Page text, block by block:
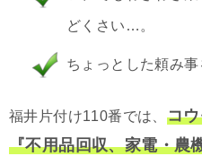
どくさい…。
ちょっとした頼み
福井片付け110番では、 コ
『不用品回収、家電・農